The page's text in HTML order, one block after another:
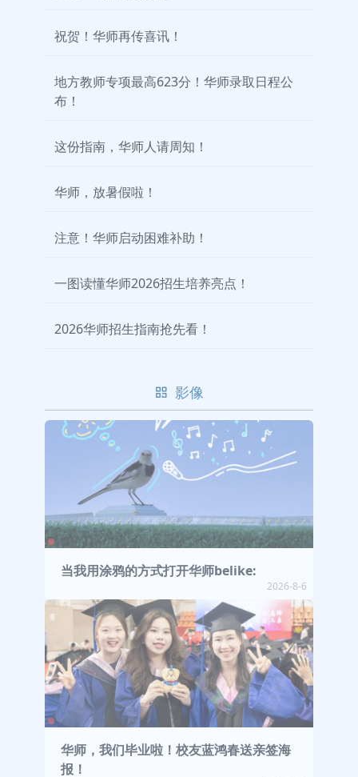
祝贺！华师再传喜讯！
地方教师专项最高623分！华师录取日程公
布！
这份指南，华师人请周知！
华师，放暑假啦！
注意！华师启动困难补助！
一图读懂华师2026招生培养亮点！
2026华师招生指南抢先看！
影像
当我用涂鸦的方式打开华师belike:
2026-8-6
华师，我们毕业啦！校友蓝鸿春送亲签海
报！